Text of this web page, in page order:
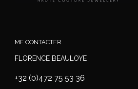
ME CONTACTER
FLORENCE BEAULOYE
+32 (0)472 75 53 36